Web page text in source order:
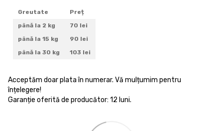
Greutate
Preț
până la 2 kg
70 lei
până la 15 kg
90 lei
până la 30 kg
103 lei
Acceptăm doar plata în numerar. Vă mulțumim pentru
înțelegere!
Garanție oferită de producător: 12 luni.